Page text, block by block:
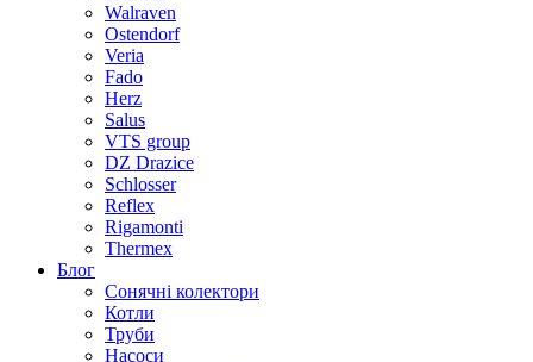
Walraven
Ostendorf
Veria
Fado
Herz
Salus
VTS group
DZ Drazice
Schlosser
Reflex
Rigamonti
Thermex
Блог
Сонячні колектори
Котли
Труби
Насоси